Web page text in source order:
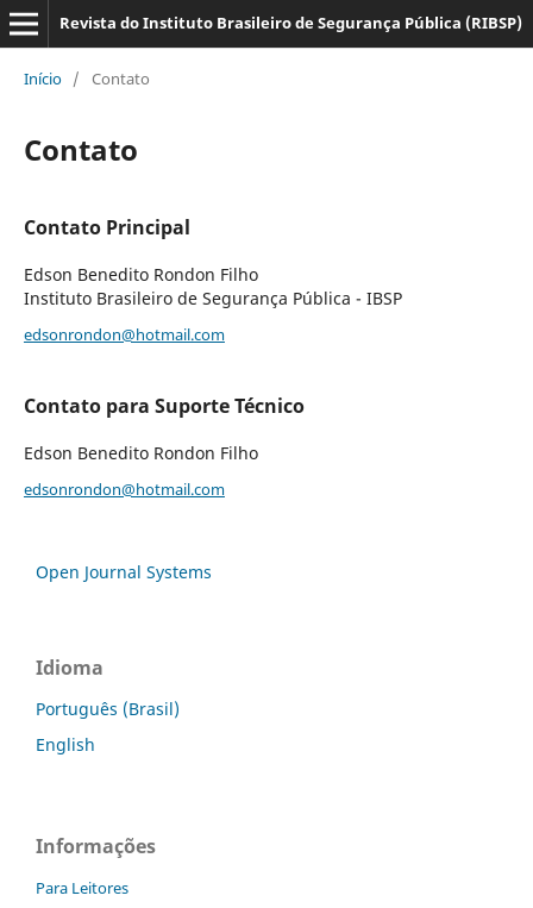
Revista do Instituto Brasileiro de Segurança Pública (RIBSP)
Início / Contato
Contato
Contato Principal
Edson Benedito Rondon Filho
Instituto Brasileiro de Segurança Pública - IBSP
edsonrondon@hotmail.com
Contato para Suporte Técnico
Edson Benedito Rondon Filho
edsonrondon@hotmail.com
Open Journal Systems
Idioma
Português (Brasil)
English
Informações
Para Leitores